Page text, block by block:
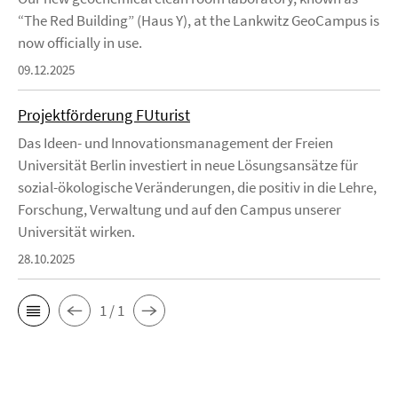
“The Red Building” (Haus Y), at the Lankwitz GeoCampus is
now officially in use.
09.12.2025
Projektförderung FUturist
Das Ideen- und Innovationsmanagement der Freien
Universität Berlin investiert in neue Lösungsansätze für
sozial-ökologische Veränderungen, die positiv in die Lehre,
Forschung, Verwaltung und auf den Campus unserer
Universität wirken.
28.10.2025
1 / 1